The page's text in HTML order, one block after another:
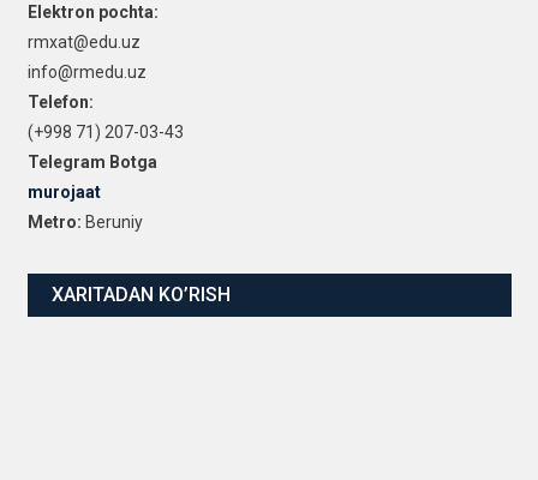
Elektron pochta:
rmxat@edu.uz
info@rmedu.uz
Telefon:
(+998 71) 207-03-43
Telegram Botga
murojaat
Metro: Beruniy
XARITADAN KO’RISH